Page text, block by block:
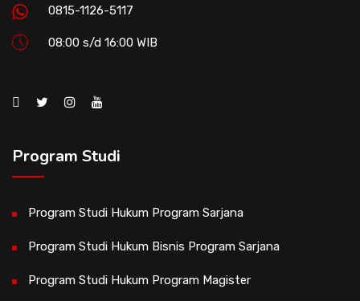
0815-1126-5117
08:00 s/d 16:00 WIB
Program Studi
Program Studi Hukum Program Sarjana
Program Studi Hukum Bisnis Program Sarjana
Program Studi Hukum Program Magister